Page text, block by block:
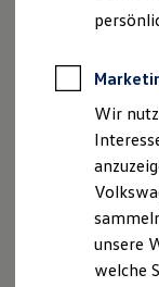
Batterie
So geht neu.
Entdecken
Mehr zum
Wir
unsere
welche